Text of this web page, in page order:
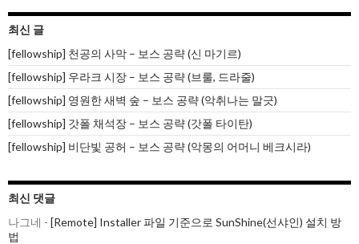
최신 글
[fellowship] 천공의 사막 – 보스 공략 (신 마기르)
[fellowship] 우라크 시장 – 보스 공략 (브룰, 드라줄)
[fellowship] 영원한 새벽 숲 – 보스 공략 (악취나는 말긋)
[fellowship] 갓폴 채석장 – 보스 공략 (갓폴 타이탄)
[fellowship] 비단빛 공허 – 보스 공략 (악몽의 어머니 베크시라)
최신 댓글
나그네 - [Remote] Installer 파일 기준으로 SunShine(선샤인) 설치 방
법